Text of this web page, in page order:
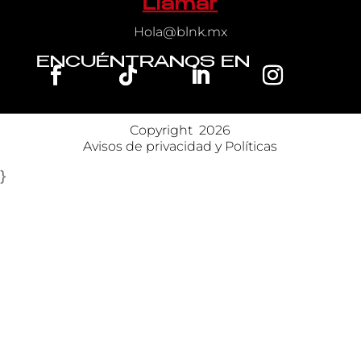
Llamar
Hola@blnk.mx
ENCUÉNTRANOS EN
Copyright 2026
Avisos de privacidad y Políticas
}